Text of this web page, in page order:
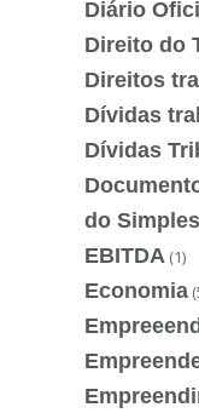
Diário
Direito do
Direitos
Dívidas
Dívidas
do
EBITDA (1)
Economia